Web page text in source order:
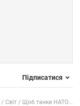
Підписатися
Світ Щоб танки НАТО...